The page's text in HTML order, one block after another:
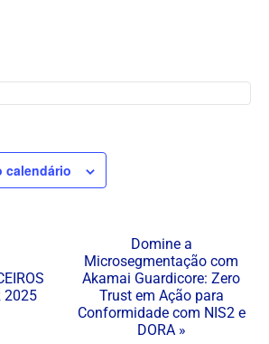
calendário
2025
Domine a
Microsegmentação com
Akamai Guardicore: Zero
Trust em Ação para
Conformidade com NIS2 e
DORA »